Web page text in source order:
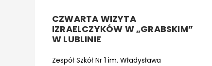
CZWARTA WIZYTA
IZRAELCZYKÓW W „GRABSKIM”
W LUBLINIE
Zespół Szkół Nr 1 im. Władysława